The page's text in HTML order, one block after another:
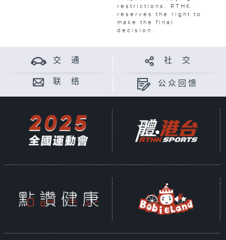
restrictions. RTHK
reserves the right to
make the final
decision.
交 通 社 交
联 络 公众回馈